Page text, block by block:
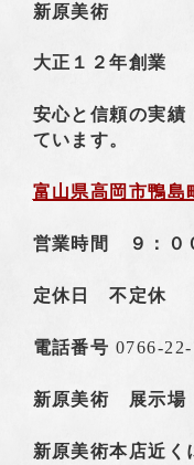
新原美術
大正１２年創業
安心と信頼の実
ています。
富山県高岡市鴨島
営業時間 ９：０
定休日 不定休
電話番号 0766-
新原美術 展示
新原美術本店近く